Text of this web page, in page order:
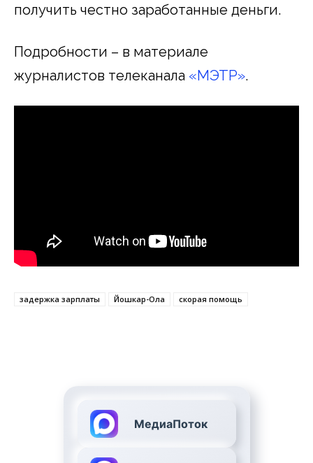
получить честно заработанные деньги.
Подробности – в материале
журналистов телеканала «МЭТР».
задержка зарплаты Йошкар-Ола скорая помощь
МедиаПоток